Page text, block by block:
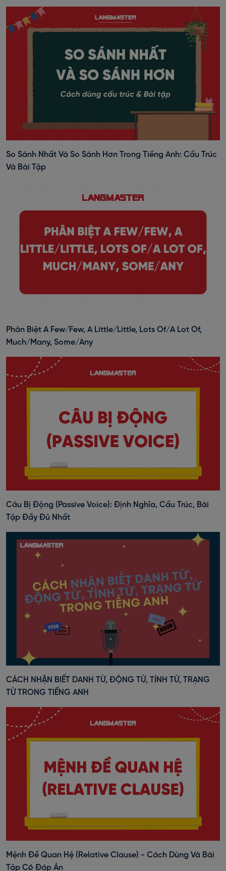
So Sánh Nhất Và So Sánh Hơn Trong Tiếng Anh: Cấu Trúc
Và Bài Tập
Phân Biệt A Few/Few, A Little/Little, Lots Of/A Lot Of,
Much/Many, Some/Any
Câu Bị Động (Passive Voice): Định Nghĩa, Cấu Trúc, Bài
Tập Đầy Đủ Nhất
CÁCH NHẬN BIẾT DANH TỪ, ĐỘNG TỪ, TÍNH TỪ, TRẠNG
TỪ TRONG TIẾNG ANH
Mệnh Đề Quan Hệ (Relative Clause) - Cách Dùng Và Bài
Tập Có Đáp Án